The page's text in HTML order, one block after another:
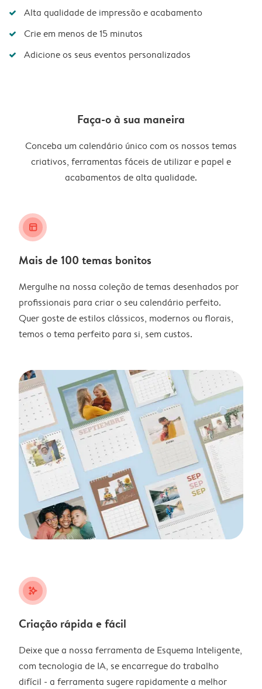
Alta qualidade de impressão e acabamento
Crie em menos de 15 minutos
Adicione os seus eventos personalizados
Faça-o à sua maneira
Conceba um calendário único com os nossos temas
criativos, ferramentas fáceis de utilizar e papel e
acabamentos de alta qualidade.
layout_alt
Mais de 100 temas bonitos
Mergulhe na nossa coleção de temas desenhados por
profissionais para criar o seu calendário perfeito.
Quer goste de estilos clássicos, modernos ou florais,
temos o tema perfeito para si, sem custos.
stars_plus
Criação rápida e fácil
Deixe que a nossa ferramenta de Esquema Inteligente,
com tecnologia de IA, se encarregue do trabalho
difícil - a ferramenta sugere rapidamente a melhor